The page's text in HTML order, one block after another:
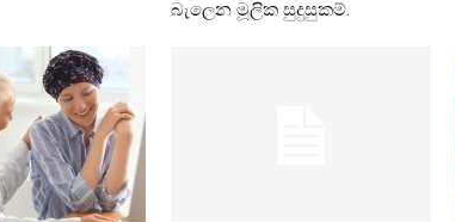
බැලෙන මූලික සුදුසුකම්.